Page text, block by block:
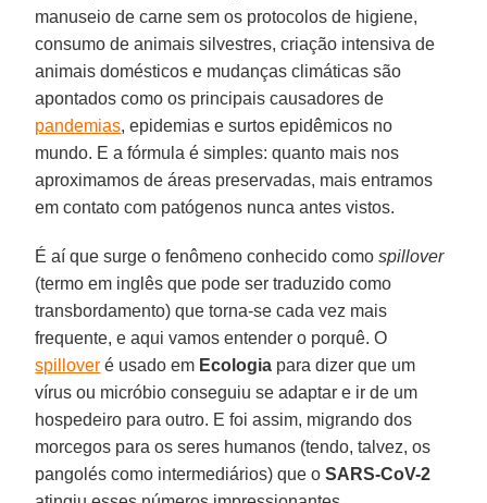
manuseio de carne sem os protocolos de higiene,
consumo de animais silvestres, criação intensiva de
animais domésticos e mudanças climáticas são
apontados como os principais causadores de
pandemias, epidemias e surtos epidêmicos no
mundo. E a fórmula é simples: quanto mais nos
aproximamos de áreas preservadas, mais entramos
em contato com patógenos nunca antes vistos.
É aí que surge o fenômeno conhecido comospillover
(termo em inglês que pode ser traduzido como
transbordamento) que torna-se cada vez mais
frequente, e aqui vamos entender o porquê. O
spillover é usado em Ecologia para dizer que um
vírus ou micróbio conseguiu se adaptar e ir de um
hospedeiro para outro. E foi assim, migrando dos
morcegos para os seres humanos (tendo, talvez, os
pangolés como intermediários) que oSARS-CoV-2